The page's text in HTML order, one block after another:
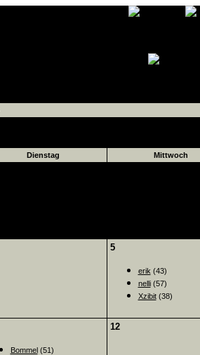
Dienstag Mittwoch
5
erik (43)
nelli(57)
Xzibit(38)
Bommel(51)
12